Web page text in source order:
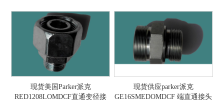
现货美国Parker派克
RED1208LOMDCF直通变径接
现货供应parker派克
GE16SMEDOMDCF 端直通接头